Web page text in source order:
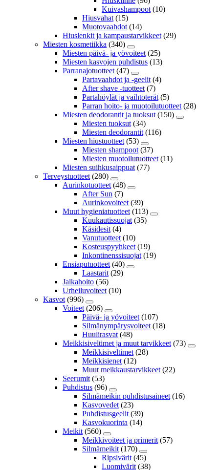
Kuivashampoot (10)
Hiusvahat (15)
Muotovaahdot (14)
Hiuslenkit ja kampaustarvikkeet (29)
Miesten kosmetiikka (340)
Miesten päivä- ja yövoiteet (25)
Miesten kasvojen puhdistus (13)
Parranajotuotteet (47)
Partavaahdot ja -geelit (4)
After shave -tuotteet (7)
Partahöylät ja vaihtoterät (5)
Parran hoito- ja muotoilutuotteet (28)
Miesten deodorantit ja tuoksut (150)
Miesten tuoksut (34)
Miesten deodorantit (116)
Miesten hiustuotteet (53)
Miesten shampoot (37)
Miesten muotoilutuotteet (11)
Miesten suihkusaippuat (77)
Terveystuotteet (280)
Aurinkotuotteet (48)
After Sun (7)
Aurinkovoiteet (39)
Muut hygieniatuotteet (113)
Kuukautissuojat (35)
Käsidesit (4)
Vanutuotteet (10)
Kosteuspyyhkeet (19)
Inkontinenssisuojat (19)
Ensiaputuotteet (40)
Laastarit (29)
Jalkahoito (56)
Urheiluvoiteet (10)
Kasvot (996)
Voiteet (206)
Päivä- ja yövoiteet (107)
Silmänympärysvoiteet (18)
Huulirasvat (48)
Meikkisiveltimet ja muut tarvikkeet (73)
Meikkisiveltimet (28)
Meikkisienet (12)
Muut meikkaustarvikkeet (22)
Seerumit (53)
Puhdistus (96)
Silmämeikin puhdistusaineet (16)
Kasvovedet (23)
Puhdistusgeelit (39)
Kasvokuorinta (14)
Meikit (560)
Meikkivoiteet ja primerit (57)
Silmämeikit (170)
Ripsivärit (45)
Luomivärit (38)